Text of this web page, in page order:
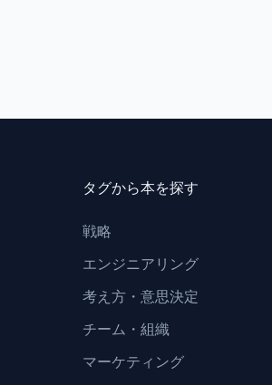
タグから本を探す
戦略
エンジニアリング
考え方・意思決定
チーム・組織
マーケティング